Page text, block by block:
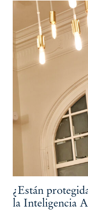
¿Están
la Inteligencia